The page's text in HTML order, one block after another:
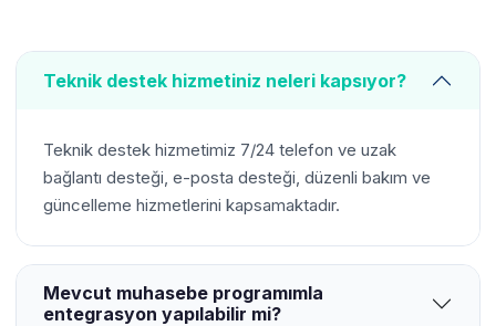
Teknik destek hizmetiniz neleri kapsıyor?
Teknik destek hizmetimiz 7/24 telefon ve uzak
bağlantı desteği, e-posta desteği, düzenli bakım ve
güncelleme hizmetlerini kapsamaktadır.
Mevcut muhasebe programımla
entegrasyon yapılabilir mi?